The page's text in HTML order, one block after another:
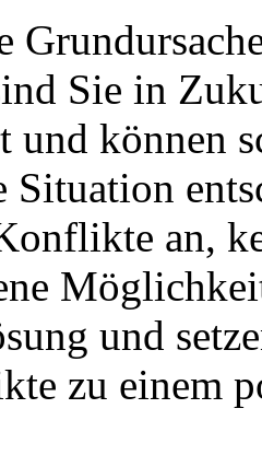
Sie in
und können
Situation
an,
und
zu einem